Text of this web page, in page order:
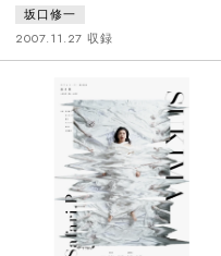
ち上がる。走り出すスタンリー。
親友を助けるために。しかし、極
端な方向音痴である彼はあらぬ方
向に迷い込んでしまう。そこは、
入れば二度と抜け出ることのでき
ない迷いの森。森の出口が閉まる
までの猶予時間はキッカリ30分。
果たしてスタンリーは無事に森か
ら脱出して、親友のピンチに駆け
つけることができるのか！？
坂口修一
2007.11.27 収録